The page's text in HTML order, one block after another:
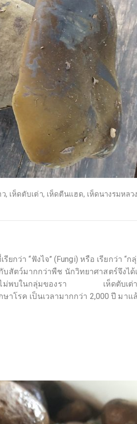
, เห็ดตับเต่า, เห็ดตีนแฮด, เห็ดนางรมหลว
า “ฟังไจ” (Fungi) หรือ เรียกว่า “ก
สัตว์มากกว่าพืช นักวิทยาศาสตร์จึงไ
เช่นนี้ไม่พบในกลุ่มของรา เห็ดตั
รค เป็นเวลามากกว่า 2,000 ปี มาแ